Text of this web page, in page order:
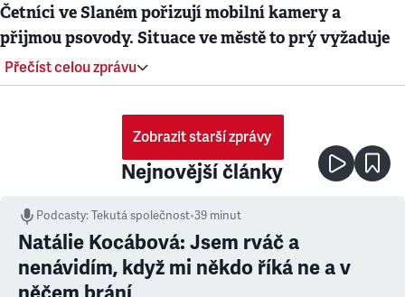
Četníci ve Slaném pořizují mobilní kamery a
přijmou psovody. Situace ve městě to prý vyžaduje
Přečíst celou zprávu
Zobrazit starší zprávy
Nejnovější články
Podcasty:Tekutá společnost•39 minut
Natálie Kocábová: Jsem rváč a
nenávidím, když mi někdo říká ne a v